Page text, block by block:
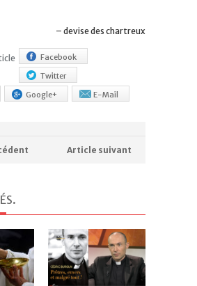
devise des chartreux
Facebook
Twitter
Google+ E-Mail
Article suivant
.